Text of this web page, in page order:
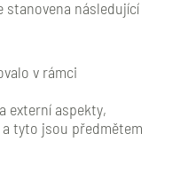
stanovena následující
v rámci
externí aspekty,
tyto jsou předmětem